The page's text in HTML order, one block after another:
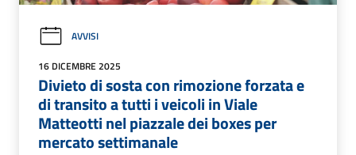
AVVISI
16 DICEMBRE 2025
Divieto di sosta con rimozione forzata e
di transito a tutti i veicoli in Viale
Matteotti nel piazzale dei boxes per
mercato settimanale